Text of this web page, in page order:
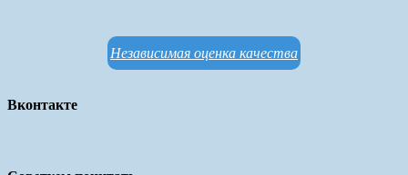
Независимая оценка качества
Вконтакте